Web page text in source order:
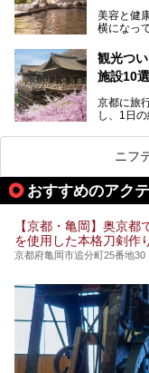
のある温
ウナを楽
美容と健
横になっ
地元の方
観光のつ
今回は京
観光つ
施設10選
京都に旅
し、1日
そんな疲
も素晴ら
できるお
ニフ
おすすめのアク
【京都・亀岡】奥京都
を使用した本格刀剣作
京都府亀岡市追分町25番地30